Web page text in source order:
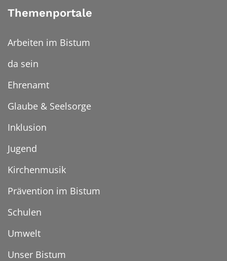
Themenportale
Arbeiten im Bistum
da sein
Ehrenamt
Glaube & Seelsorge
Inklusion
Jugend
Kirchenmusik
Prävention im Bistum
Schulen
Umwelt
Unser Bistum